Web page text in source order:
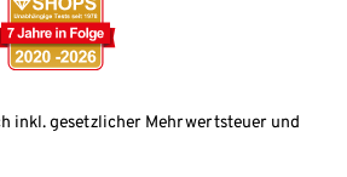
inkl. gesetzlicher Mehrwertsteuer und